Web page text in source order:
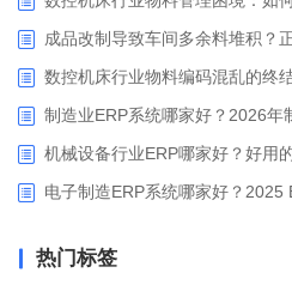
成品改制导致车间多余料堆积？
制造业ERP系统哪家好？2026年
机械设备行业ERP哪家好？好用
电子制造ERP系统哪家好？2025
热门标签